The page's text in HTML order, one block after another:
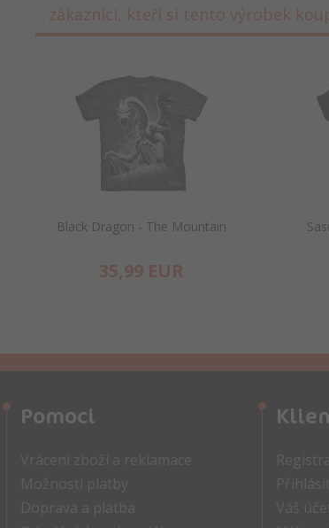
zákazníci, kteří si tento výrobek
Black Dragon - The Mountain
35,99 EUR
Pomoci